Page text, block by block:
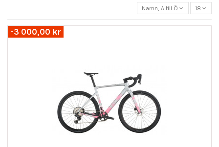
Namn, A till Ö 18
-3 000,00 kr